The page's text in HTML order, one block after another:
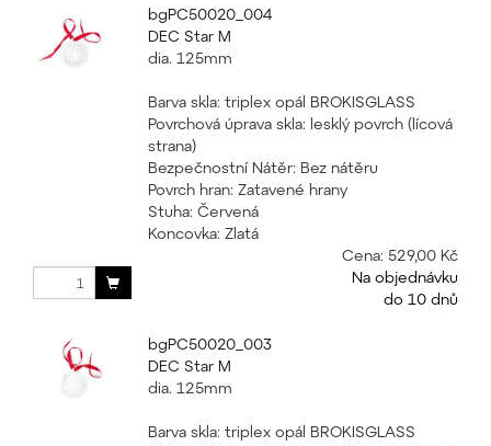
bgPC50020_004
DEC Star M
dia. 125mm
Barva skla: triplex opál BROKISGLASS
Povrchová úprava skla: lesklý povrch (lícová
strana)
Bezpečnostní Nátěr: Bez nátěru
Povrch hran: Zatavené hrany
Stuha: Červená
Koncovka: Zlatá
Cena: 529,00 Kč
Na objednávku
do 10 dnů
bgPC50020_003
DEC Star M
dia. 125mm
Barva skla: triplex opál BROKISGLASS